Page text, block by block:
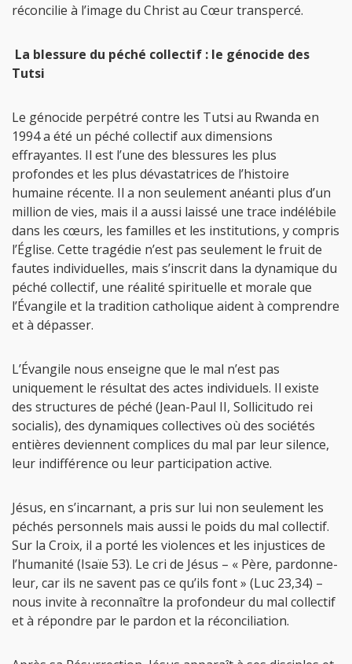
réconcilie à l’image du Christ au Cœur transpercé.
La blessure du péché collectif : le génocide des
Tutsi
Le génocide perpétré contre les Tutsi au Rwanda en
1994 a été un péché collectif aux dimensions
effrayantes. Il est l’une des blessures les plus
profondes et les plus dévastatrices de l’histoire
humaine récente. Il a non seulement anéanti plus d’un
million de vies, mais il a aussi laissé une trace indélébile
dans les cœurs, les familles et les institutions, y compris
l’Église. Cette tragédie n’est pas seulement le fruit de
fautes individuelles, mais s’inscrit dans la dynamique du
péché collectif, une réalité spirituelle et morale que
l’Évangile et la tradition catholique aident à comprendre
et à dépasser.
L’Évangile nous enseigne que le mal n’est pas
uniquement le résultat des actes individuels. Il existe
des structures de péché (Jean-Paul II, Sollicitudo rei
socialis), des dynamiques collectives où des sociétés
entières deviennent complices du mal par leur silence,
leur indifférence ou leur participation active.
Jésus, en s’incarnant, a pris sur lui non seulement les
péchés personnels mais aussi le poids du mal collectif.
Sur la Croix, il a porté les violences et les injustices de
l’humanité (Isaïe 53). Le cri de Jésus – « Père, pardonne-
leur, car ils ne savent pas ce qu’ils font » (Luc 23,34) –
nous invite à reconnaître la profondeur du mal collectif
et à répondre par le pardon et la réconciliation.